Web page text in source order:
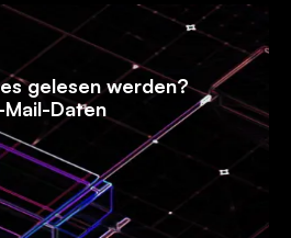
gelesen werden?
Mail-Daten